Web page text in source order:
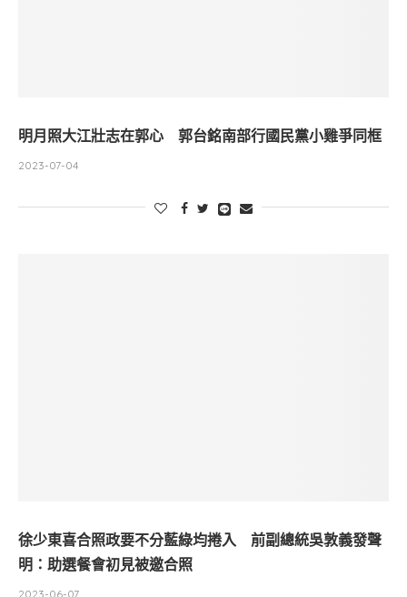
明月照大江壯志在郭心 郭台銘南部行國民黨小雞爭同框
2023-07-04
徐少東喜合照政要不分藍綠均捲入 前副總統吳敦義發聲
明：助選餐會初見被邀合照
2023-06-07